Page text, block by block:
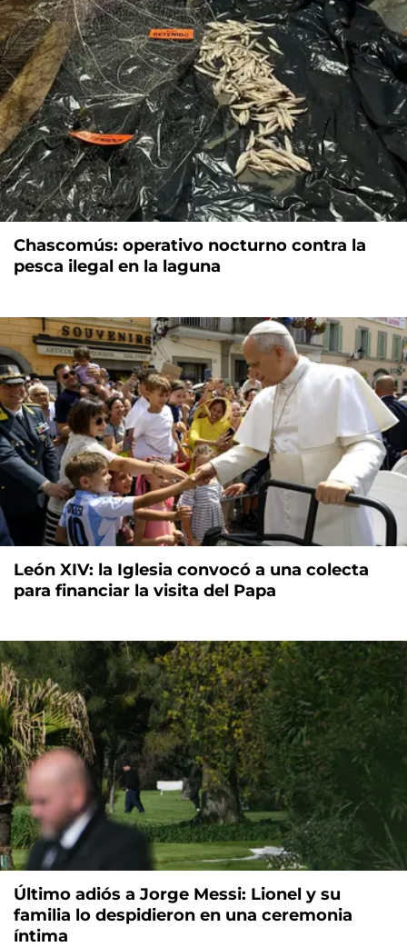
Chascomús: operativo nocturno contra la
pesca ilegal en la laguna
León XIV: la Iglesia convocó a una colecta
para financiar la visita del Papa
Último adiós a Jorge Messi: Lionel y su
familia lo despidieron en una ceremonia
íntima